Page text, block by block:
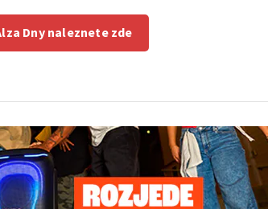
Dny naleznete zde